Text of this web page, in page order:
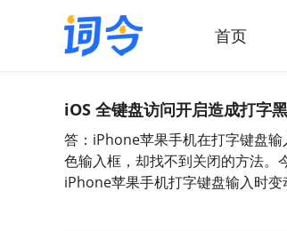
首页
iOS 全键盘访问开启造成打字
答：iPhone苹果手机在打字键盘
色输入框，却找不到关闭的方法。
iPhone苹果手机打字键盘输入时